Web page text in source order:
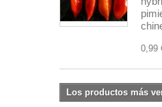
0,99
Los productos más